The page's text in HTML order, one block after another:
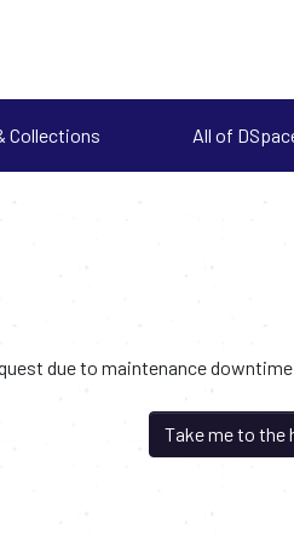
Collections All of
due to maintenance
Take me to the